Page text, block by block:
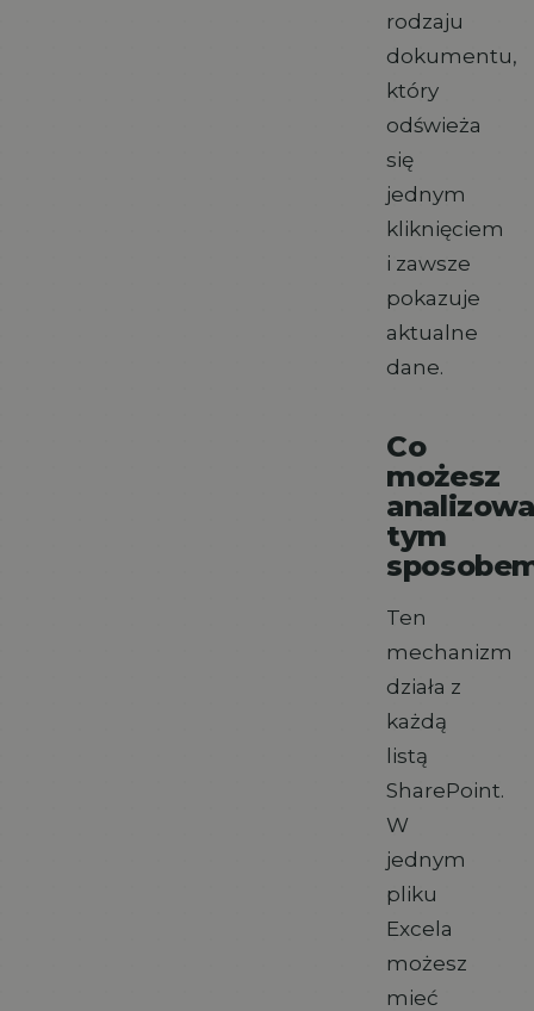
rodzaju
dokumentu,
który
odświeża
się
jednym
kliknięciem
i zawsze
pokazuje
aktualne
dane.
Co
możesz
tym
Ten
mechanizm
działa z
każdą
listą
SharePoint.
W
jednym
pliku
Excela
możesz
mieć